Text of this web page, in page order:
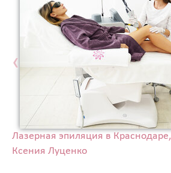
Лазерная эпиляция в
Ксения Луценко
‹